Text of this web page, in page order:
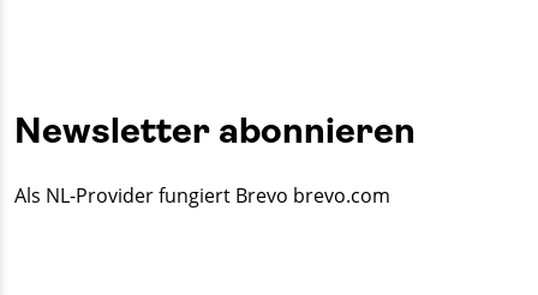
Newsletter abonnieren
Als NL-Provider fungiert Brevo brevo.com